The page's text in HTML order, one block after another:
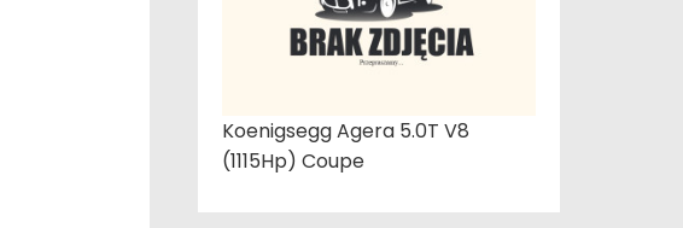
Koenigsegg Agera 5.0T V8
(1115Hp) Coupe